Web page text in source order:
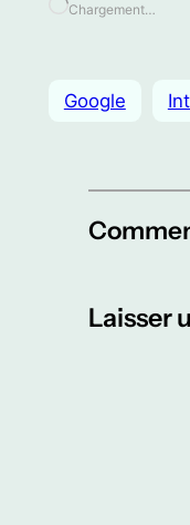
Chargement…
Google
Laisser